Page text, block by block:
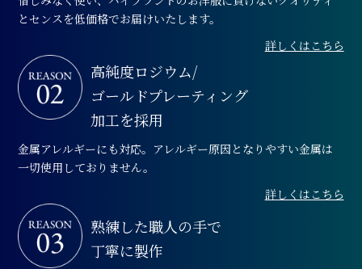
とセンスを低価格でお届けいたします。
詳しくはこちら
高純度ロジウム/
ゴールドプレーティング
加工を採用
金属アレルギーにも対応。アレルギー原因となりやすい金属は
一切使用しておりません。
詳しくはこちら
熟練した職人の手で
丁寧に製作